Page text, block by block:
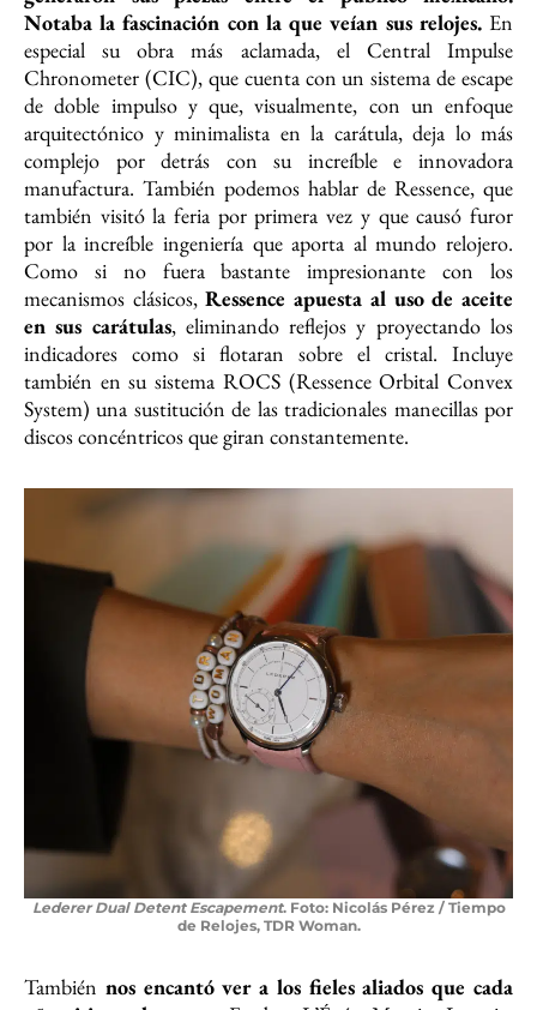
Notaba la fascinación con la que veían sus relojes. En
especial su obra más aclamada, el Central Impulse
Chronometer (CIC), que cuenta con un sistema de escape
de doble impulso y que, visualmente, con un enfoque
arquitectónico y minimalista en la carátula, deja lo más
complejo por detrás con su increíble e innovadora
manufactura. También podemos hablar de Ressence, que
también visitó la feria por primera vez y que causó furor
por la increíble ingeniería que aporta al mundo relojero.
Como si no fuera bastante impresionante con los
mecanismos clásicos,Ressence apuesta al uso de aceite
en sus carátulas, eliminando reflejos y proyectando los
indicadores como si flotaran sobre el cristal. Incluye
también en su sistema ROCS (Ressence Orbital Convex
System) una sustitución de las tradicionales manecillas por
discos concéntricos que giran constantemente.
Lederer Dual Detent Escapement. Foto: Nicolás Pérez / Tiempo
de Relojes, TDR Woman.
También nos encantó ver a los fieles aliados que cada